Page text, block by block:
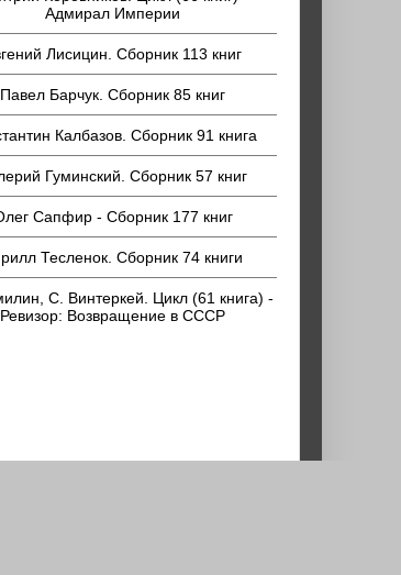
Адмирал Империи
Лисицин. Сборник 113 книг
Павел Барчук. Сборник 85 книг
Калбазов. Сборник 91 книга
Гуминский. Сборник 57 книг
Сапфир - Сборник 177 книг
Тесленок. Сборник 74 книги
С. Винтеркей. Цикл (61 книга) -
Ревизор: Возвращение в СССР